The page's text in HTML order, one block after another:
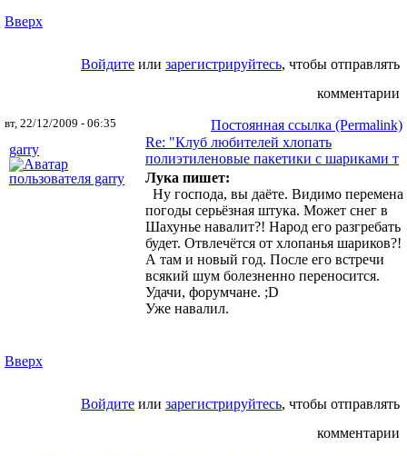
Вверх
Войдите или зарегистрируйтесь, чтобы отправлять
комментарии
вт, 22/12/2009 - 06:35
Постоянная ссылка (Permalink)
garry
Re: "Клуб любителей хлопать
полиэтиленовые пакетики с шариками т
Лука пишет:
Ну господа, вы даёте. Видимо перемена
погоды серьёзная штука. Может снег в
Шахунье навалит?! Народ его разгребать
будет. Отвлечётся от хлопанья шариков?!
А там и новый год. После его встречи
всякий шум болезненно переносится.
Удачи, форумчане. ;D
Уже навалил.
Вверх
Войдите или зарегистрируйтесь, чтобы отправлять
комментарии